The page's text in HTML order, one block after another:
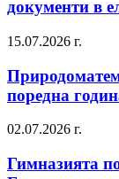
документи в
15.07.2026 г.
поредна
02.07.2026 г.
Гимназията